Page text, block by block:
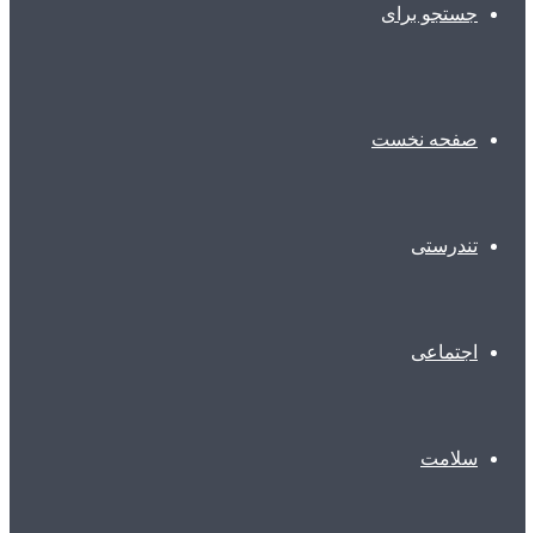
جستجو برای
صفحه نخست
تندرستی
اجتماعی
سلامت